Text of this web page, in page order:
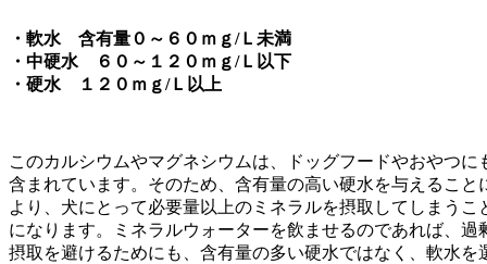
・軟水 含有量０～６０ｍｇ/Ｌ未満
・中硬水 ６０～１２０ｍｇ/Ｌ以下
・硬水 １２０ｍｇ/Ｌ以上
このカルシウムやマグネシウムは、ドッグフードやおやつに
含まれています。そのため、含有量の高い硬水を与えること
より、犬にとって必要量以上のミネラルを摂取してしまうこ
になります。ミネラルウォーターを飲ませるのであれば、過
摂取を避けるためにも、含有量の多い硬水ではなく、軟水を